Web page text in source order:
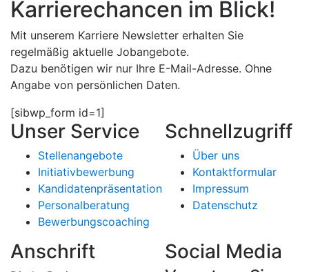
Karrierechancen im Blick!
Mit unserem Karriere Newsletter erhalten Sie
regelmäßig aktuelle Jobangebote.
Dazu benötigen wir nur Ihre E-Mail-Adresse. Ohne
Angabe von persönlichen Daten.
[sibwp_form id=1]
Unser Service
Stellenangebote
Initiativbewerbung
Kandidatenpräsentation
Personalberatung
Bewerbungscoaching
Schnellzugriff
Über uns
Kontaktformular
Impressum
Datenschutz
Anschrift Social Media